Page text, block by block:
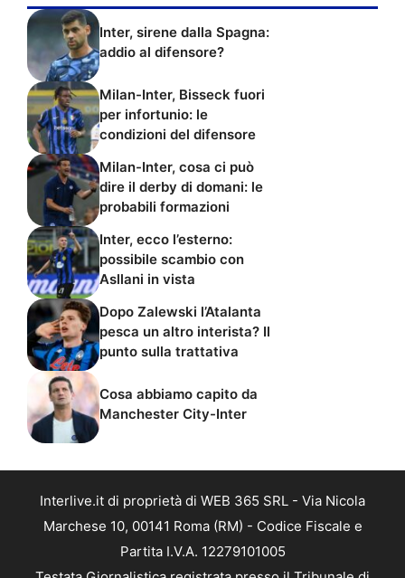
Inter, sirene dalla Spagna:
addio al difensore?
Milan-Inter, Bisseck fuori
per infortunio: le
condizioni del difensore
Milan-Inter, cosa ci può
dire il derby di domani: le
probabili formazioni
Inter, ecco l’esterno:
possibile scambio con
Asllani in vista
Dopo Zalewski l’Atalanta
pesca un altro interista? Il
punto sulla trattativa
Cosa abbiamo capito da
Manchester City-Inter
Interlive.it di proprietà di WEB 365 SRL - Via Nicola
Marchese 10, 00141 Roma (RM) - Codice Fiscale e
Partita I.V.A. 12279101005